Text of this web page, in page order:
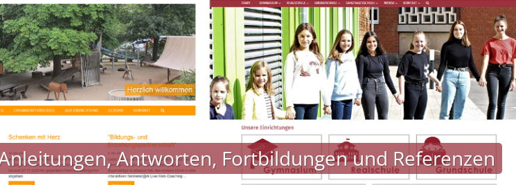
Antworten, Fortbildungen und Referenzen